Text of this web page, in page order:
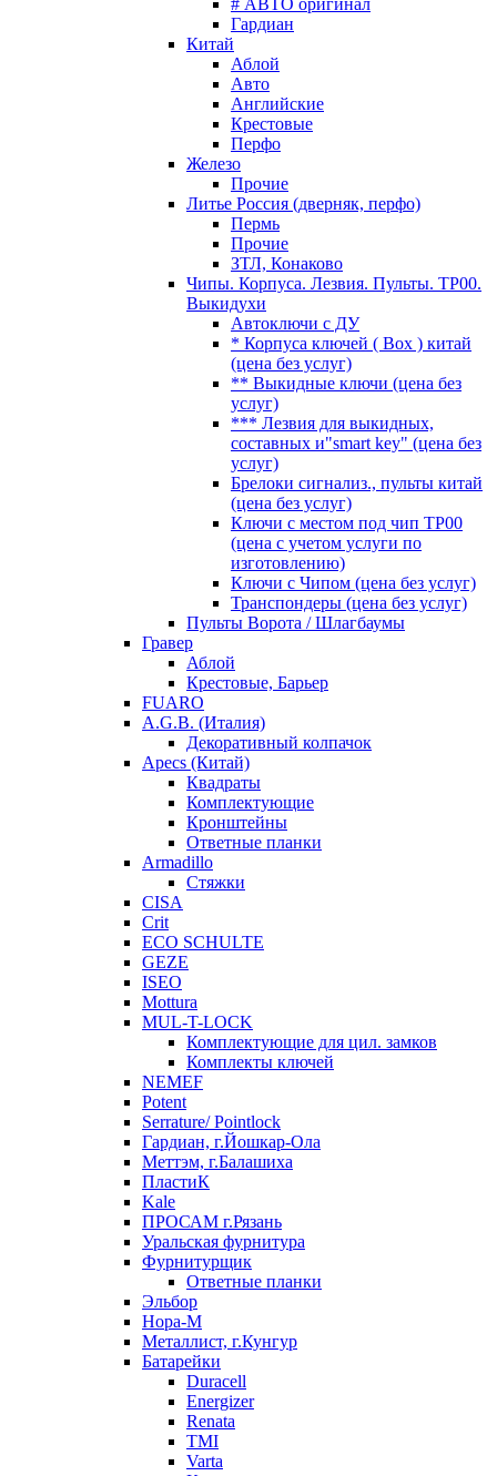
# АВТО оригинал
Гардиан
Китай
Аблой
Авто
Английские
Крестовые
Перфо
Железо
Прочие
Литье Россия (дверняк, перфо)
Пермь
Прочие
ЗТЛ, Конаково
Чипы. Корпуса. Лезвия. Пульты. TP00.
Выкидухи
Автоключи с ДУ
* Корпуса ключей ( Box ) китай
(цена без услуг)
** Выкидные ключи (цена без
услуг)
*** Лезвия для выкидных,
составных и"smart key" (цена без
услуг)
Брелоки сигнализ., пульты китай
(цена без услуг)
Ключи с местом под чип TP00
(цена с учетом услуги по
изготовлению)
Ключи с Чипом (цена без услуг)
Транспондеры (цена без услуг)
Пульты Ворота / Шлагбаумы
Гравер
Аблой
Крестовые, Барьер
FUARO
A.G.B. (Италия)
Декоративный колпачок
Apecs (Китай)
Квадраты
Комплектующие
Кронштейны
Ответные планки
Armadillo
Стяжки
CISA
Crit
ECO SCHULTE
GEZE
ISEO
Mottura
MUL-T-LOCK
Комплектующие для цил. замков
Комплекты ключей
NEMEF
Potent
Serrature/ Pointlock
Гардиан, г.Йошкар-Ола
Меттэм, г.Балашиха
ПластиК
Kale
ПРОСАМ г.Рязань
Уральская фурнитура
Фурнитурщик
Ответные планки
Эльбор
Нора-М
Металлист, г.Кунгур
Батарейки
Duracell
Energizer
Renata
TMI
Varta